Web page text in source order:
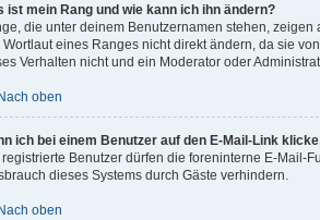
ist mein Rang und wie kann ich ihn ändern?
die unter deinem Benutzernamen stehen,
Wortlaut eines Ranges nicht direkt ändern, da sie
Verhalten nicht und ein Moderator oder
oben
ich bei einem Benutzer auf den E-Mail-Link
registrierte Benutzer dürfen die foreninterne E-Mail-
dieses Systems durch Gäste verhindern.
oben